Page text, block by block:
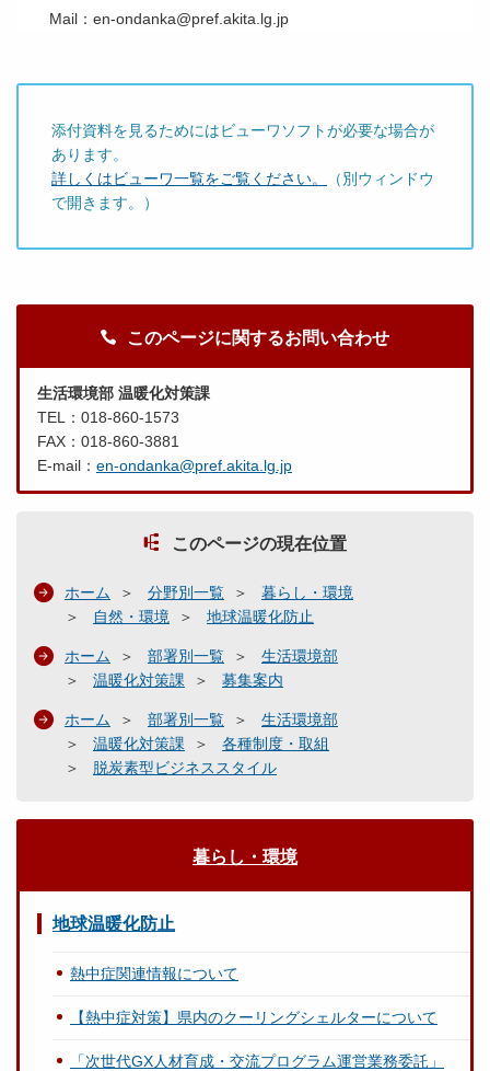
Mail：en-ondanka@pref.akita.lg.jp
添付資料を見るためにはビューワソフトが必要な場合が
あります。
詳しくはビューワ一覧をご覧ください。
（別ウィンドウ
で開きます。）
このページに関するお問い合わせ
生活環境部 温暖化対策課
TEL：018-860-1573
FAX：018-860-3881
E-mail： en-ondanka@pref.akita.lg.jp
このページの現在位置
ホーム 分野別一覧
暮らし・環境
自然・環境
地球温暖化防止
ホーム 部署別一覧
生活環境部
温暖化対策課
募集案内
ホーム 部署別一覧
生活環境部
温暖化対策課
各種制度・取組
脱炭素型ビジネススタイル
暮らし・環境
地球温暖化防止
熱中症関連情報について
【熱中症対策】県内のクーリングシェルターについて
「次世代GX人材育成・交流プログラム運営業務委託」